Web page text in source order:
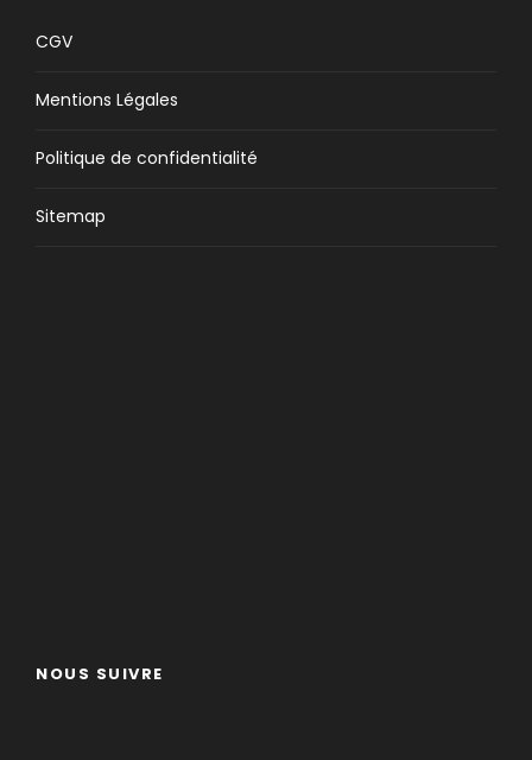
CGV
Mentions Légales
Politique de confidentialité
Sitemap
NOUS SUIVRE